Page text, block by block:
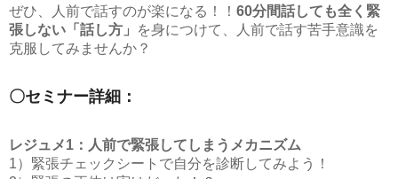
ぜひ、人前で話すのが楽になる！！ 60分間話しても全く緊
張しない「話し方」
を身につけて、人前で話す苦手意識を
克服してみませんか？
〇セミナー詳細：
レジュメ1：人前で緊張してしまうメカニズム
1）緊張チェックシートで自分を診断してみよう！